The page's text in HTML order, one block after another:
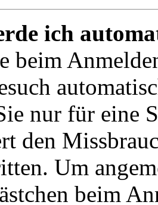
ich
beim
nur für eine
den
Um
beim